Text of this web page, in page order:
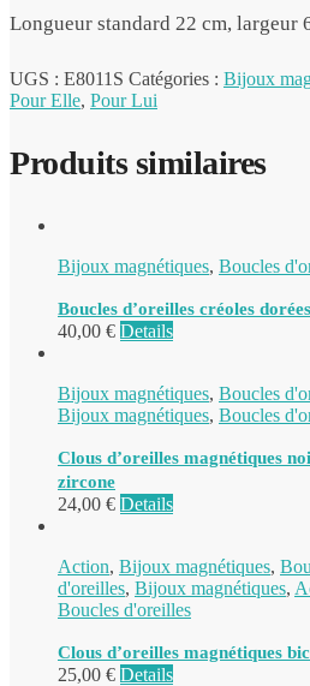
Longueur standard 22 cm, largeur
UGS : E8011S Catégories : Bijoux
Pour Elle, Pour Lui
Produits similaires
Bijoux magnétiques, Boucles
Boucles d’oreilles créoles
40,00 € Details
Bijoux magnétiques, Boucles
Bijoux magnétiques, Boucles
Clous d’oreilles magnétiques
zircone
24,00 € Details
Action, Bijoux magnétiques,
d'oreilles, Bijoux magnétiques,
Boucles d'oreilles
Clous d’oreilles magnétiques
25,00 € Details